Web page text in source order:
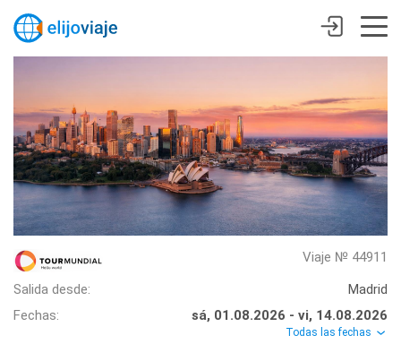
Viaje № 44911
Salida desde:
Madrid
Fechas:
sá, 01.08.2026 - vi, 14.08.2026
Todas las fechas